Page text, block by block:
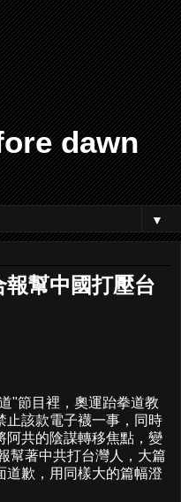
dawn
▼
幫中國打壓台
"節目裡，奧運跆拳道教
止該款電子襪一事，同時
阿共的陰謀轉移焦點，變
幫著中共打台灣人，大篇
道歉，用同樣大的篇幅澄